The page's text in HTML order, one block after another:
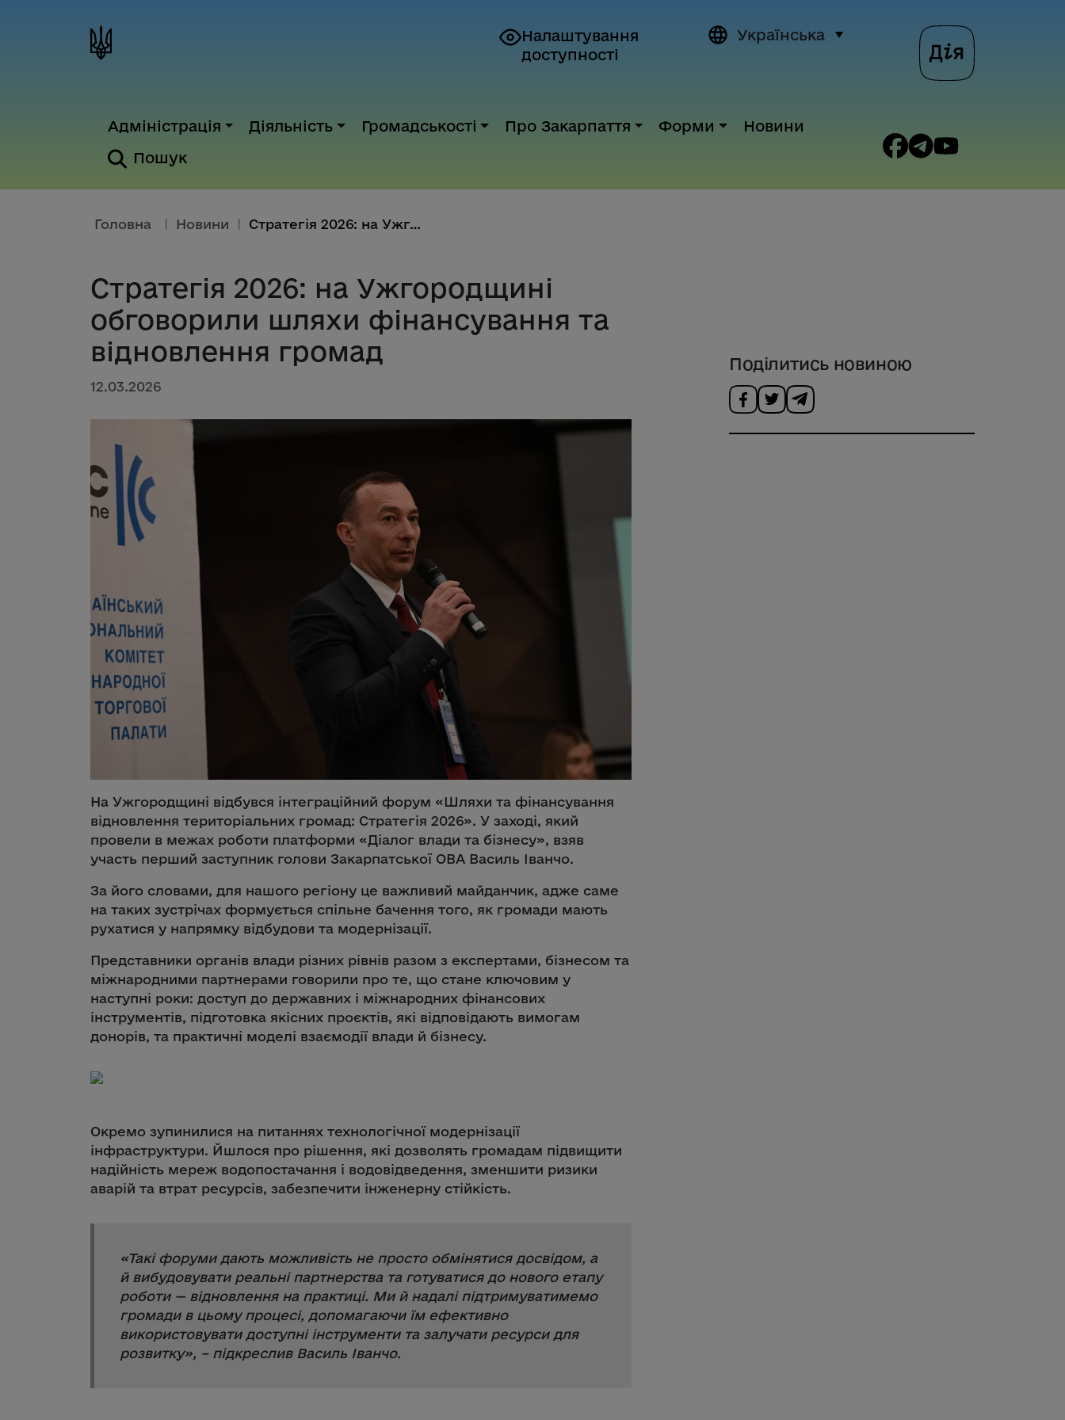
Налаштування
доступності
Українська
Адміністрація Діяльність Громадськості Про Закарпаття Форми
Новини
Пошук
Головна Новини Стратегія 2026: на Ужгородщині...
Стратегія 2026: на Ужгородщині
обговорили шляхи фінансування та
відновлення громад
12.03.2026
На Ужгородщині відбувся інтеграційний форум «Шляхи та фінансування
відновлення територіальних громад: Стратегія 2026». У заході, який
провели в межах роботи платформи «Діалог влади та бізнесу», взяв
участь перший заступник голови Закарпатської ОВА Василь Іванчо.
За його словами, для нашого регіону це важливий майданчик, адже саме
на таких зустрічах формується спільне бачення того, як громади мають
рухатися у напрямку відбудови та модернізації.
Представники органів влади різних рівнів разом з експертами, бізнесом та
міжнародними партнерами говорили про те, що стане ключовим у
наступні роки: доступ до державних і міжнародних фінансових
інструментів, підготовка якісних проєктів, які відповідають вимогам
донорів, та практичні моделі взаємодії влади й бізнесу.
Окремо зупинилися на питаннях технологічної модернізації
інфраструктури. Йшлося про рішення, які дозволять громадам підвищити
надійність мереж водопостачання і водовідведення, зменшити ризики
аварій та втрат ресурсів, забезпечити інженерну стійкість.
«Такі форуми дають можливість не просто обмінятися досвідом, а
й вибудовувати реальні партнерства та готуватися до нового етапу
роботи — відновлення на практиці. Ми й надалі підтримуватимемо
громади в цьому процесі, допомагаючи їм ефективно
використовувати доступні інструменти та залучати ресурси для
розвитку», – підкреслив Василь Іванчо.
Поділитись новиною